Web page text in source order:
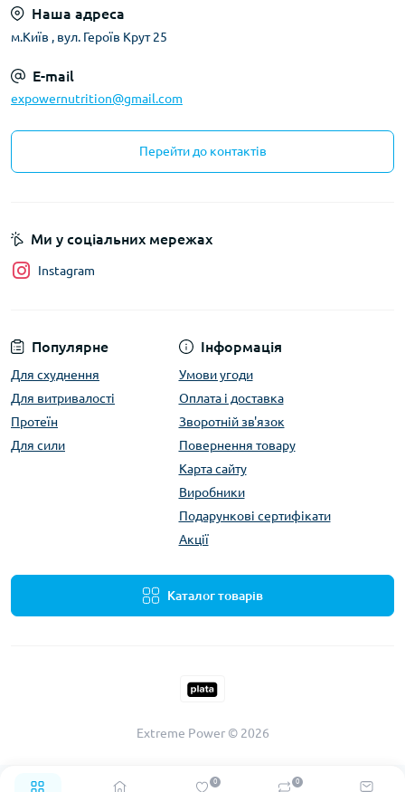
0 0
Наша адреса
м.Київ , вул. Героїв Крут 25
E-mail
expowernutrition@gmail.com
Перейти до контактів
Популярне
Для схуднення
Для витривалості
Протеїн
Для сили
Інформація
Умови угоди
Оплата і доставка
Зворотній зв'язок
Повернення товару
Карта сайту
Виробники
Подарункові сертифікати
Акції
Каталог товарів
Ми у соціальних мережах
Instagram
Extreme Power © 2026